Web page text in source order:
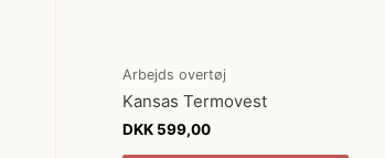
Arbejds overtøj
Kansas Termovest
DKK 599,00